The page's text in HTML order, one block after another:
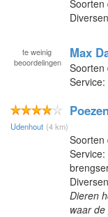
Soorten
te weinig
beoordelingen
Max
Soorten
Udenhout (4 km)
Soorten
Dieren
waar